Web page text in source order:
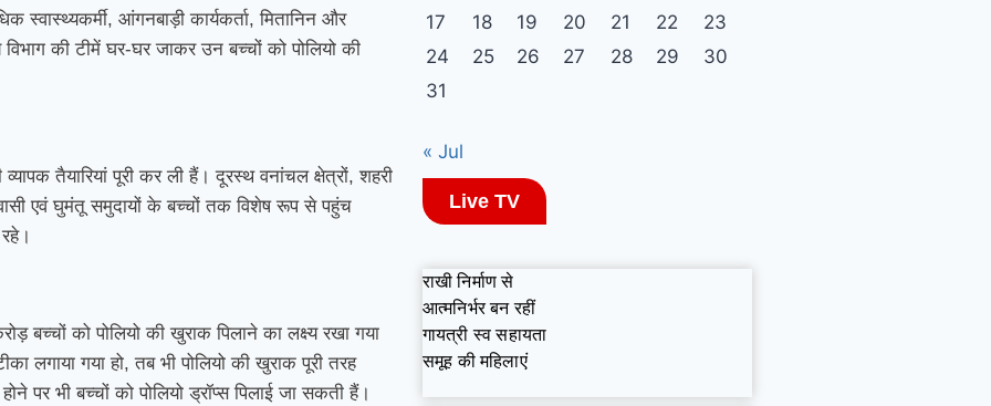
आंगनबाड़ी कार्यकर्ता, मितानिन और
की टीमें घर-घर जाकर उन बच्चों को पोलियो की
तैयारियां पूरी कर ली हैं। दूरस्थ वनांचल क्षेत्रों, शहरी
एवं घुमंतू समुदायों के बच्चों तक विशेष रूप से पहुंच
बच्चों को पोलियो की खुराक पिलाने का लक्ष्य रखा गया
लगाया गया हो, तब भी पोलियो की खुराक पूरी तरह
पर भी बच्चों को पोलियो ड्रॉप्स पिलाई जा सकती हैं।
17
18 19 20 21 22
23
24
25 26 27 28 29
30
31
« Jul
Live TV
राखी निर्माण से
आत्मनिर्भर बन रहीं
गायत्री स्व सहायता
समूह की महिलाएं